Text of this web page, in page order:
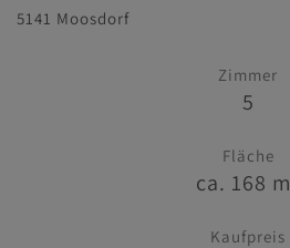
5141 Moosdorf
Zimmer
5
Fläche
ca. 168 m
Kaufpreis